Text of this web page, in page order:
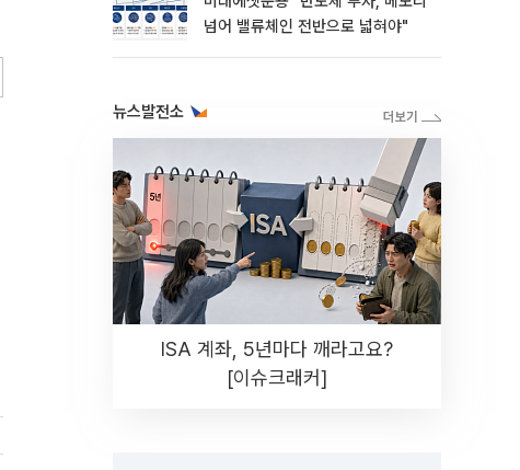
넘어 밸류체인 전반으로 넓혀야"
뉴스발전소
ISA 계좌, 5년마다 깨라고요?
[이슈크래커]